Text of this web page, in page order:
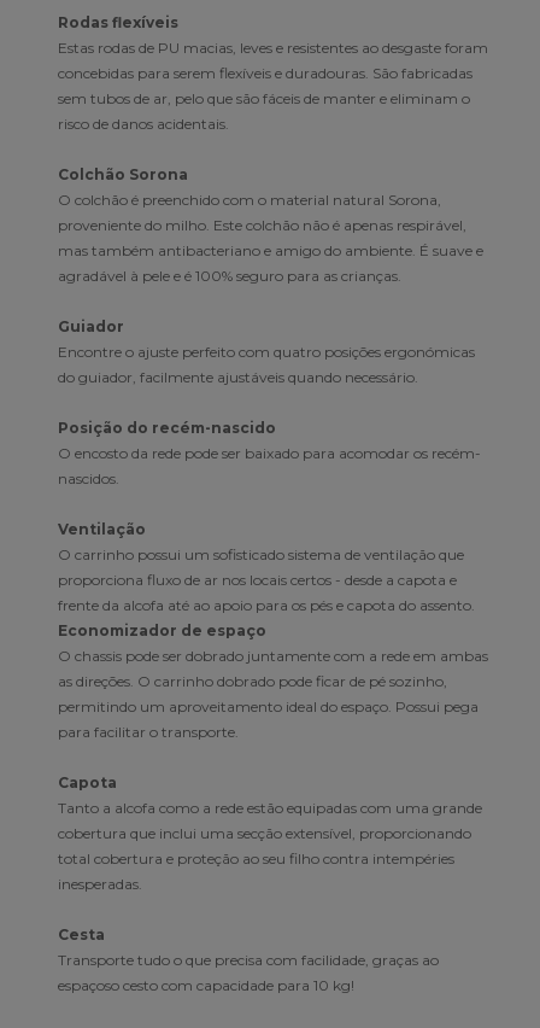
Rodas flexíveis
Estas rodas de PU macias, leves e resistentes ao desgaste foram
concebidas para serem flexíveis e duradouras. São fabricadas
sem tubos de ar, pelo que são fáceis de manter e eliminam o
risco de danos acidentais.
Colchão Sorona
O colchão é preenchido com o material natural Sorona,
proveniente do milho. Este colchão não é apenas respirável,
mas também antibacteriano e amigo do ambiente. É suave e
agradável à pele e é 100% seguro para as crianças.
Guiador
Encontre o ajuste perfeito com quatro posições ergonómicas
do guiador, facilmente ajustáveis quando necessário.
Posição do recém-nascido
O encosto da rede pode ser baixado para acomodar os recém-
nascidos.
Ventilação
O carrinho possui um sofisticado sistema de ventilação que
proporciona fluxo de ar nos locais certos - desde a capota e
frente da alcofa até ao apoio para os pés e capota do assento.
Economizador de espaço
O chassis pode ser dobrado juntamente com a rede em ambas
as direções. O carrinho dobrado pode ficar de pé sozinho,
permitindo um aproveitamento ideal do espaço. Possui pega
para facilitar o transporte.
Capota
Tanto a alcofa como a rede estão equipadas com uma grande
cobertura que inclui uma secção extensível, proporcionando
total cobertura e proteção ao seu filho contra intempéries
inesperadas.
Cesta
Transporte tudo o que precisa com facilidade, graças ao
espaçoso cesto com capacidade para 10 kg!